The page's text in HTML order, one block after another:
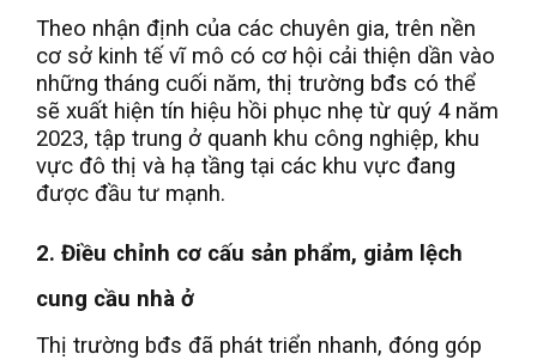
Theo nhận định của các chuyên gia, trên nền
cơ sở kinh tế vĩ mô có cơ hội cải thiện dần vào
những tháng cuối năm, thị trường bđs có thể
sẽ xuất hiện tín hiệu hồi phục nhẹ từ quý 4 năm
2023, tập trung ở quanh khu công nghiệp, khu
vực đô thị và hạ tầng tại các khu vực đang
được đầu tư mạnh.
2. Điều chỉnh cơ cấu sản phẩm, giảm lệch
cung cầu nhà ở
Thị trường bđs đã phát triển nhanh, đóng góp